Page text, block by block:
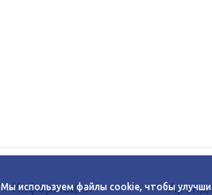
Информация
Мы используем файлы cookie, чтобы